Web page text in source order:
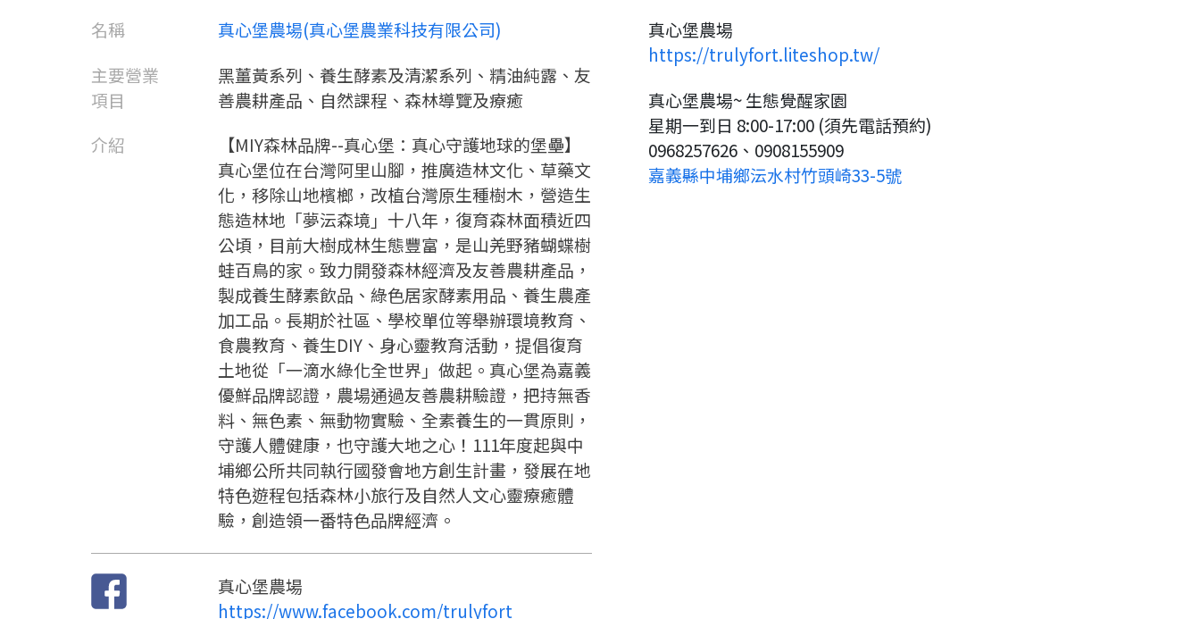
名稱
真心堡農場(真心堡農業科技有限公司)
主要營業
項目
黑薑黃系列、養生酵素及清潔系列、精油純露、友
善農耕產品、自然課程、森林導覽及療癒
介紹
【MIY森林品牌--真心堡：真心守護地球的堡壘】
真心堡位在台灣阿里山腳，推廣造林文化、草藥文
化，移除山地檳榔，改植台灣原生種樹木，營造生
態造林地「夢沄森境」十八年，復育森林面積近四
公頃，目前大樹成林生態豐富，是山羌野豬蝴蝶樹
蛙百鳥的家。致力開發森林經濟及友善農耕產品，
製成養生酵素飲品、綠色居家酵素用品、養生農產
加工品。長期於社區、學校單位等舉辦環境教育、
食農教育、養生DIY、身心靈教育活動，提倡復育
土地從「一滴水綠化全世界」做起。真心堡為嘉義
優鮮品牌認證，農場通過友善農耕驗證，把持無香
料、無色素、無動物實驗、全素養生的一貫原則，
守護人體健康，也守護大地之心！111年度起與中
埔鄉公所共同執行國發會地方創生計畫，發展在地
特色遊程包括森林小旅行及自然人文心靈療癒體
驗，創造領一番特色品牌經濟。
真心堡農場
https://www.facebook.com/trulyfort
真心堡農場
https://trulyfort.liteshop.tw/
真心堡農場~ 生態覺醒家園
星期一到日 8:00-17:00 (須先電話預約)
0968257626、0908155909
嘉義縣中埔鄉沄水村竹頭崎33-5號
要註冊嗎？
嗨~這個 LINE 帳號還沒有註冊
過，
只要驗證手機號碼就能完成註
冊。
您要繼續嗎？
返回
請加入LINE好友
請掃描或點擊 QR code
加入「嘉義優鮮」LINE 好友，
才能繼續註冊喔。
點擊加入 LINE 好友
返回
註冊完成
註冊完成了！
開始填寫申請資料吧~
填寫申請資料
返回首頁
訊息
要申請新產品嗎？
您的申請資料正在等候審查中，
要申請新產品嗎？
查看申請進度
返回首頁
要看申請秘笈嗎？
想知道怎麼做更容易通過審核
嗎？
看看申請教學吧！
如果你已經準備好了，
點擊「直接申請」按鈕開始填寫
申請表。
直接申請
返回首頁